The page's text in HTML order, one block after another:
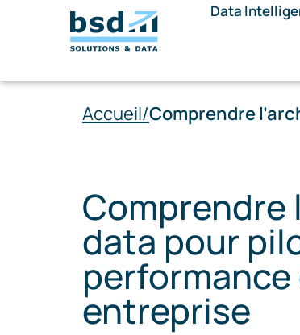
Data
Accueil/Comprendre
Comprendre
data pour
entreprise